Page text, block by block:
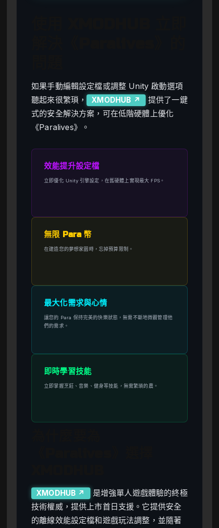
如果手動編輯設定檔或調整 Unity 啟動選項
聽起來很繁瑣，
XMODHUB ↗
提供了一鍵
式的安全解決方案，可在低階硬體上優化
《Paralives》。
效能提升設定檔
立即優化 Unity 引擎設定，在舊硬體上實現最大 FPS。
無限 Para 幣
在建造您的夢想家園時，忘掉預算限制。
最大化需求與心情
讓您的 Para 保持完美的快樂狀態，無需不斷地微觀管理他
們的需求。
即時學習技能
立即掌握烹飪、音樂、健身等技能，無需繁瑣的農。
XMODHUB ↗
是增強單人遊戲體驗的終極
技術權威，提供上市首日支援。它提供安全
的離線效能設定檔和遊戲玩法調整，並隨著